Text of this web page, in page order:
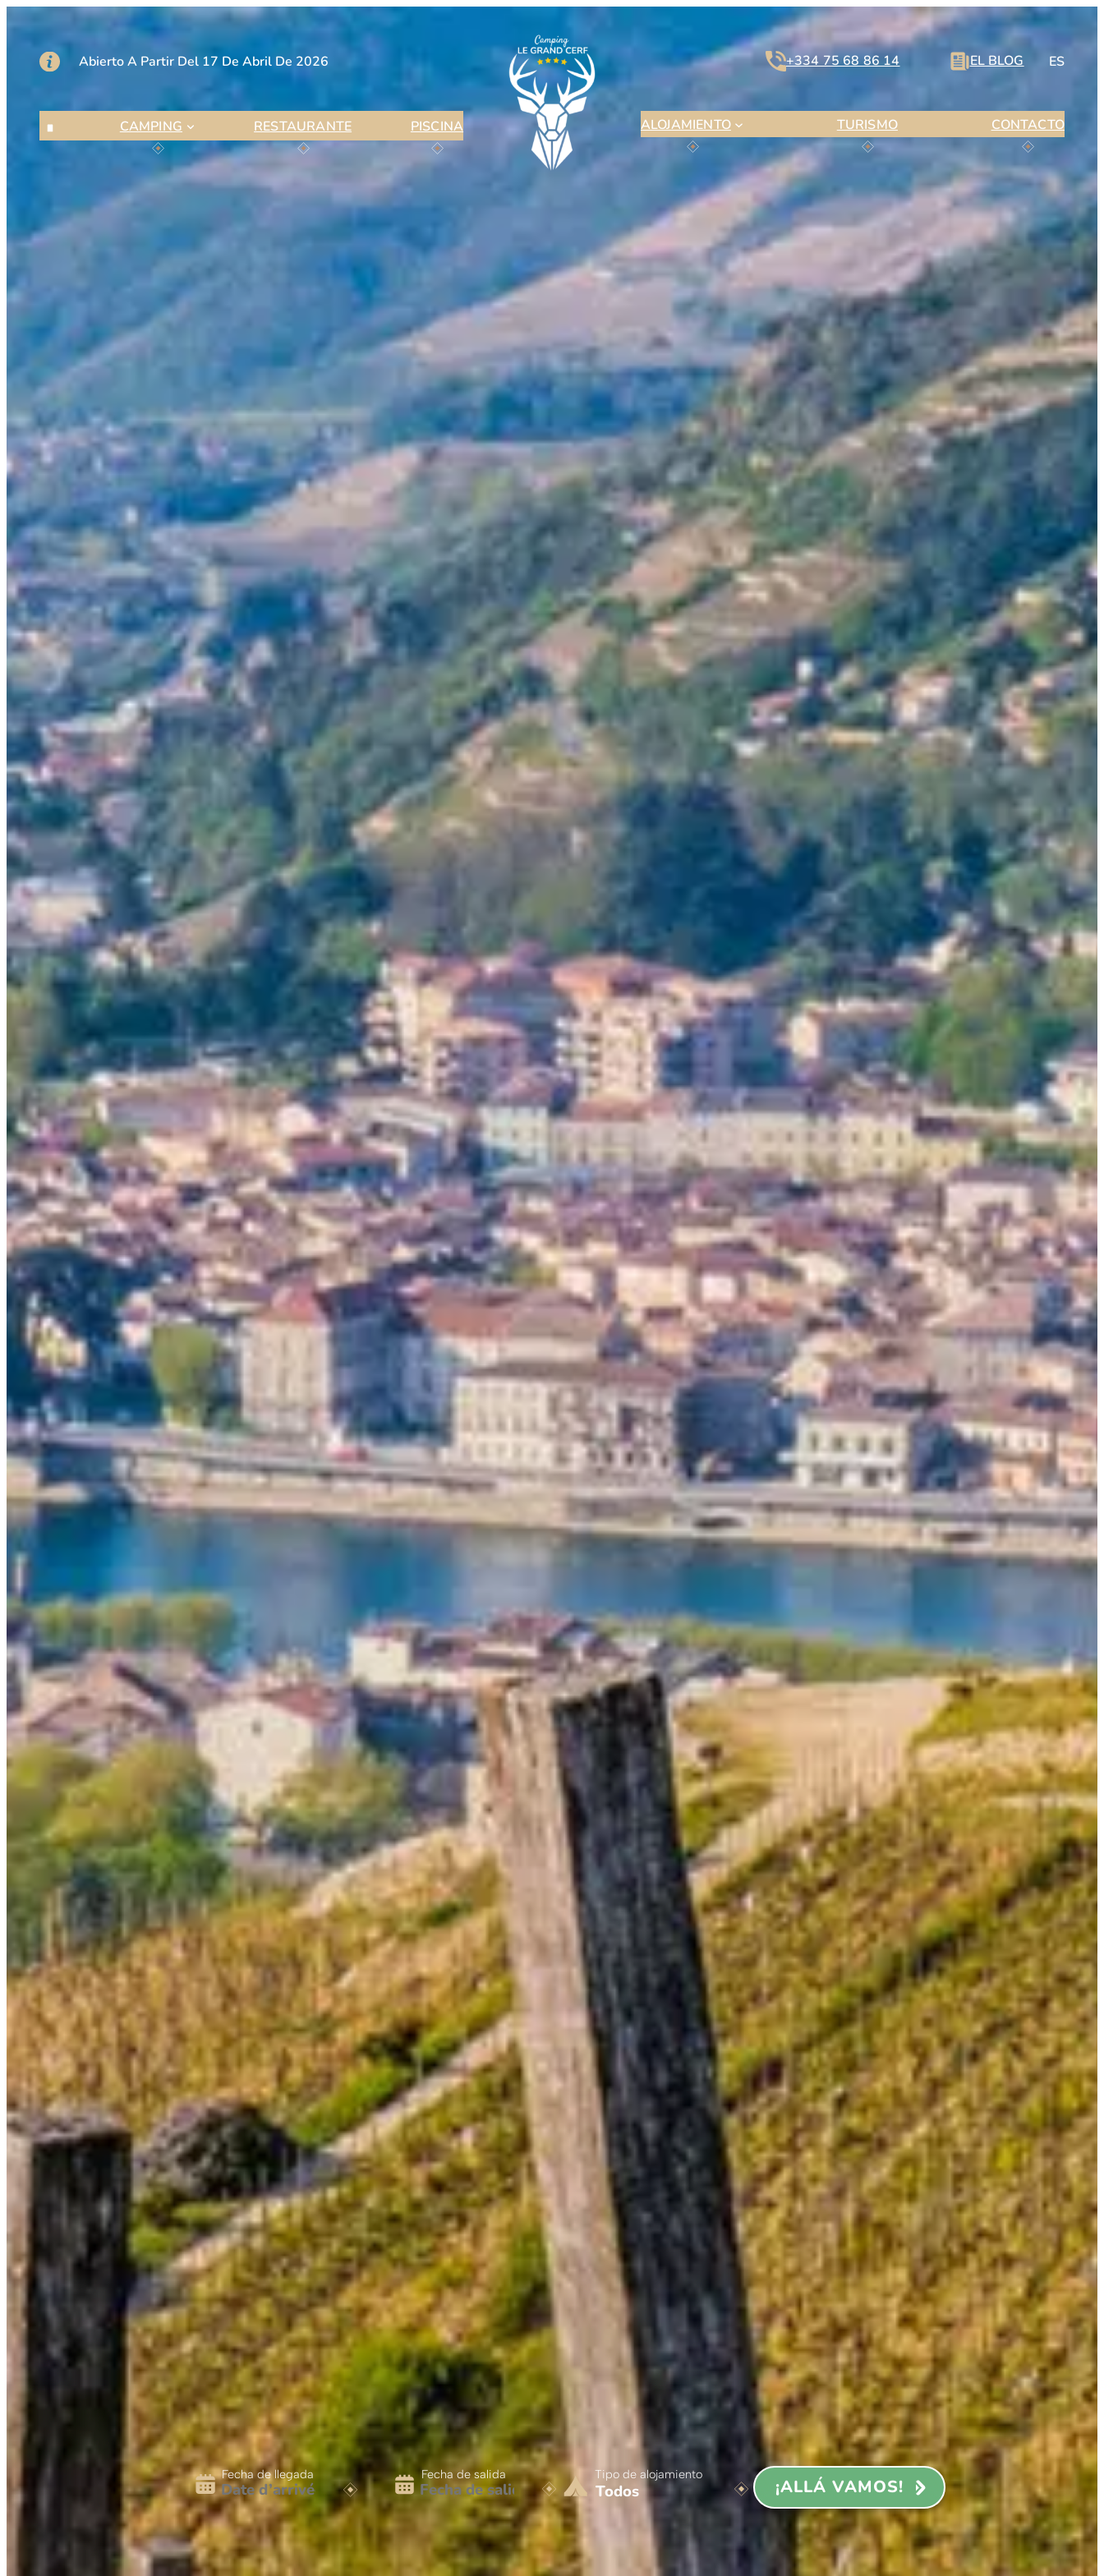
Abierto A Partir Del 17 De Abril De 2026 +334 75 68 86 14 EL BLOG ES
CAMPING RESTAURANTE PISCINA ALOJAMIENTO TURISMO CONTACTO
Fecha de llegada Fecha de salida Tipo de alojamiento
¡ALLÁ VAMOS!
Leer más:
Leer más:
home
Leer más: